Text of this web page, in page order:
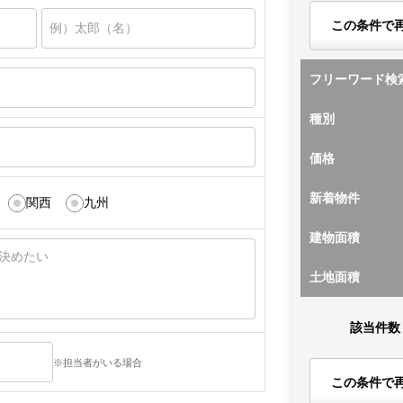
関西 九州
※担当者がいる場合
この条件で
フリーワード検
種別
価格
新着物件
建物面積
土地面積
該当件数
この条件で